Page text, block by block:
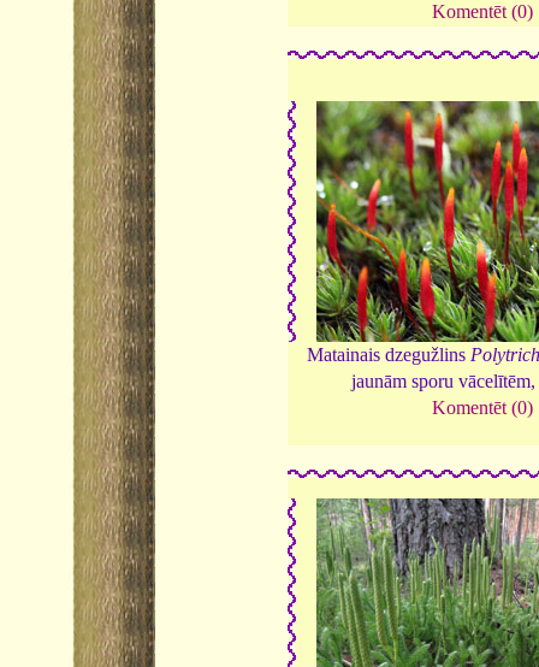
Komentēt (0)
Matainais dzegužlins
jaunām sporu
Komentēt (0)